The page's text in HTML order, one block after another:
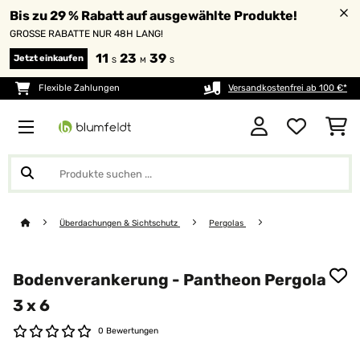
Bis zu 29 % Rabatt auf ausgewählte Produkte!
GROSSE RABATTE NUR 48H LANG!
Jetzt einkaufen 11 S 23 M 38 S
Flexible Zahlungen Versandkostenfrei ab 100 €*
Überdachungen & Sichtschutz Pergolas
Bodenverankerung - Pantheon Pergola
3 x 6
0 Bewertungen